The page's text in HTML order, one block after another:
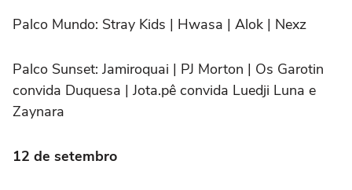
Palco Mundo: Stray Kids | Hwasa | Alok | Nexz
Palco Sunset: Jamiroquai | PJ Morton | Os Garotin
convida Duquesa | Jota.pê convida Luedji Luna e
Zaynara
12 de setembro